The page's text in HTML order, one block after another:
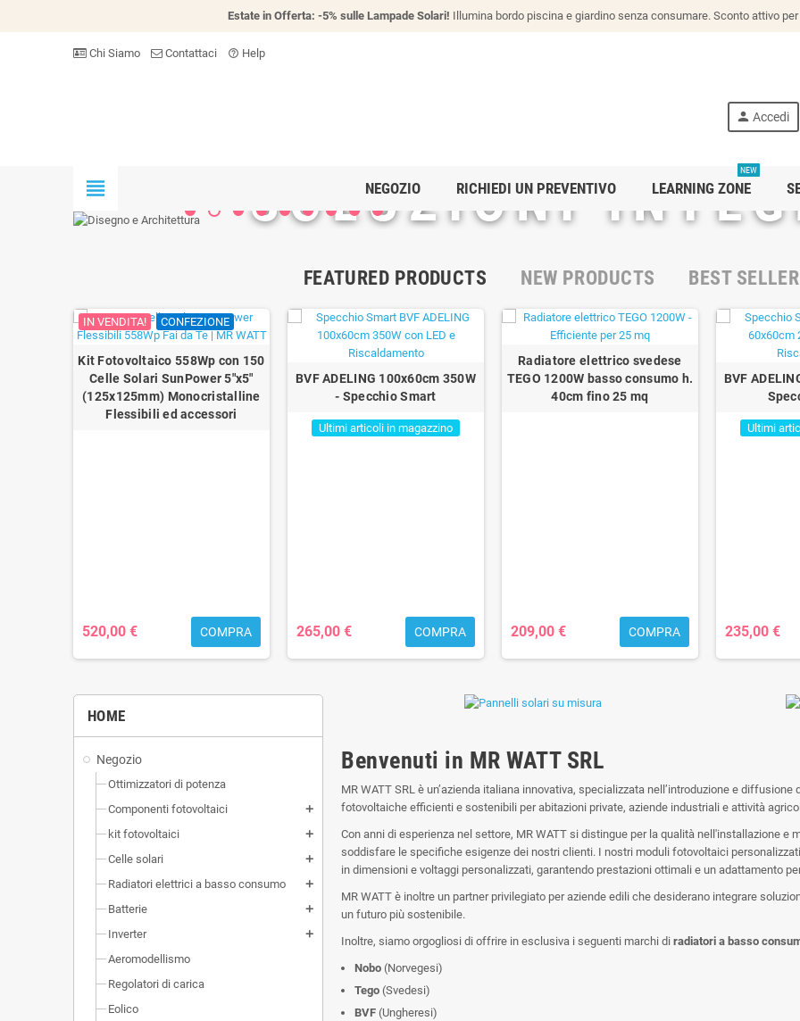
Estate in Offerta: -5% sulle Lampade Solari! Illumina bordo piscina e giardino senza consumare. Sconto attivo
Chi Siamo Contattaci help_outline Help
person Accedi
view_headline NEGOZIO RICHIEDI UN PREVENTIVO LEARNING ZONE
NEW
SOLUZIONI
FEATURED PRODUCTS NEW PRODUCTS BEST
IN VENDITA! CONFEZIONE
Kit Fotovoltaico 558Wp con 150
Celle Solari SunPower 5"x5"
(125x125mm) Monocristalline
Flessibili ed accessori
520,00 € COMPRA
BVF ADELING 100x60cm 350W
- Specchio Smart
Ultimi articoli in magazzino
265,00 € COMPRA
Radiatore elettrico svedese
TEGO 1200W basso consumo h.
40cm fino 25 mq
209,00 € COMPRA
BVF
Ultimi
235,00 €
HOME
Negozio
Ottimizzatori di potenza
Componenti fotovoltaici
add
kit fotovoltaici add
Celle solari add
Radiatori elettrici a basso consumo add
Batterie add
Inverter add
Aeromodellismo
Regolatori di carica
Eolico
Benvenuti in MR WATT SRL
MR WATT SRL è un’azienda italiana innovativa, specializzata nell’introduzione e
fotovoltaiche efficienti e sostenibili per abitazioni private, aziende industriali e attività
Con anni di esperienza nel settore, MR WATT si distingue per la qualità nell'installazione e
soddisfare le specifiche esigenze dei nostri clienti. I nostri moduli fotovoltaici
in dimensioni e voltaggi personalizzati, garantendo prestazioni ottimali e un adattamento
MR WATT è inoltre un partner privilegiato per aziende edili che desiderano integrare
un futuro più sostenibile.
Inoltre, siamo orgogliosi di offrire in esclusiva i seguenti marchi di radiatori a basso
Nobo (Norvegesi)
Tego (Svedesi)
BVF (Ungheresi)